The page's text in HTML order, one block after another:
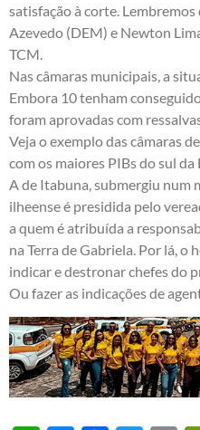
satisfação à corte.
Azevedo (DEM) e Newton
TCM.
Nas câmaras municipais, a
Embora 10 tenham
foram aprovadas com
Veja o exemplo das câmaras
com os maiores PIBs do sul
A de Itabuna, submergiu num
ilheense é presidida pelo
a quem é atribuída a
na Terra de Gabriela. Por lá, o
indicar e destronar chefes do
Ou fazer as indicações de